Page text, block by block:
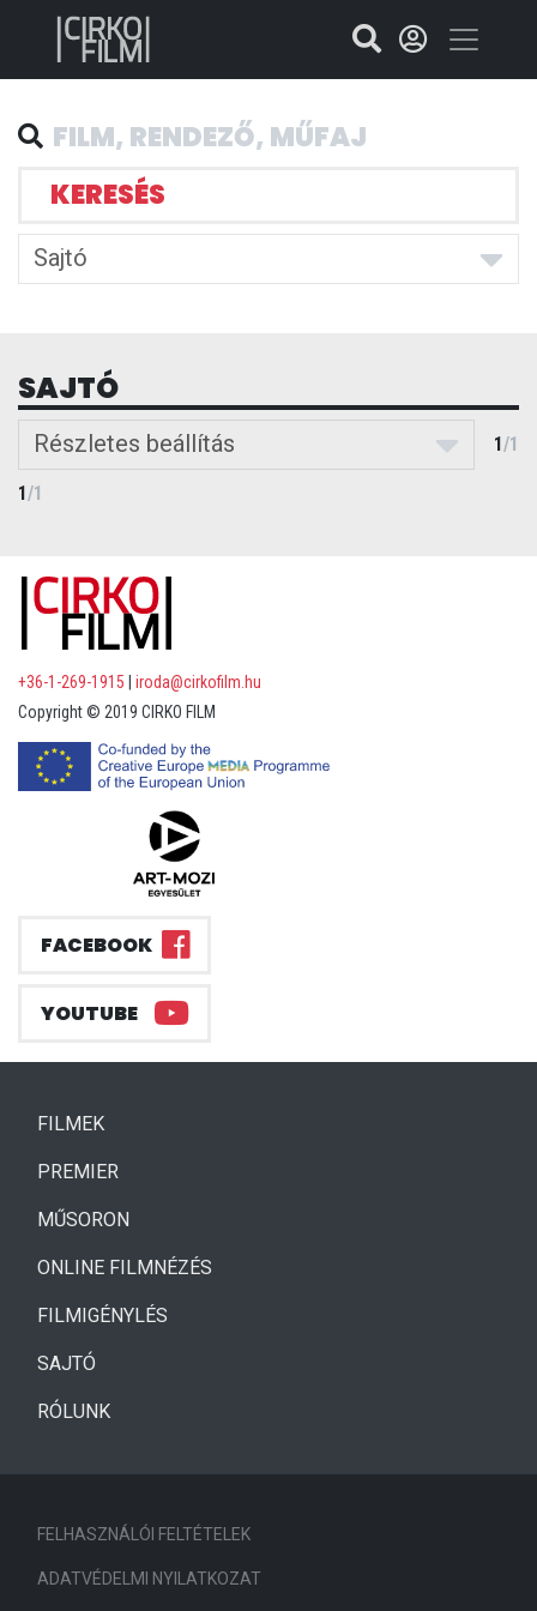
KERESÉS
Sajtó
SAJTÓ
Részletes beállítás 1/1
1/1
+36-1-269-1915
iroda@cirkofilm.hu
Copyright © 2019 CIRKO FILM
FACEBOOK
YOUTUBE
FILMEK(CURRENT)
PREMIER
MŰSORON
ONLINE FILMNÉZÉS
FILMIGÉNYLÉS
SAJTÓ
RÓLUNK
FELHASZNÁLÓI FELTÉTELEK
ADATVÉDELMI NYILATKOZAT